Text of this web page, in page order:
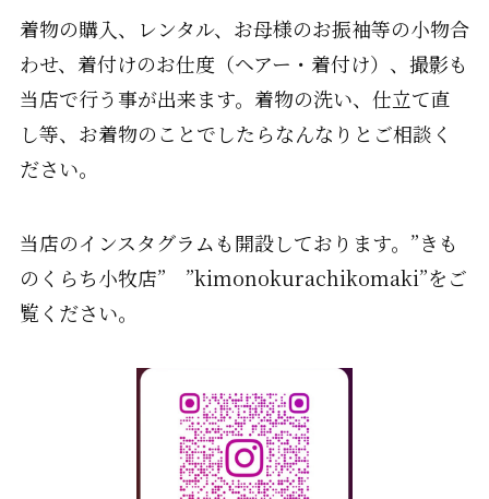
着物の購入、レンタル、お母様のお振袖等の小物合
わせ、着付けのお仕度（ヘアー・着付け）、撮影も
当店で行う事が出来ます。着物の洗い、仕立て直
し等、お着物のことでしたらなんなりとご相談く
ださい。
当店のインスタグラムも開設しております。”きも
のくらち小牧店” ”kimonokurachikomaki”をご
覧ください。